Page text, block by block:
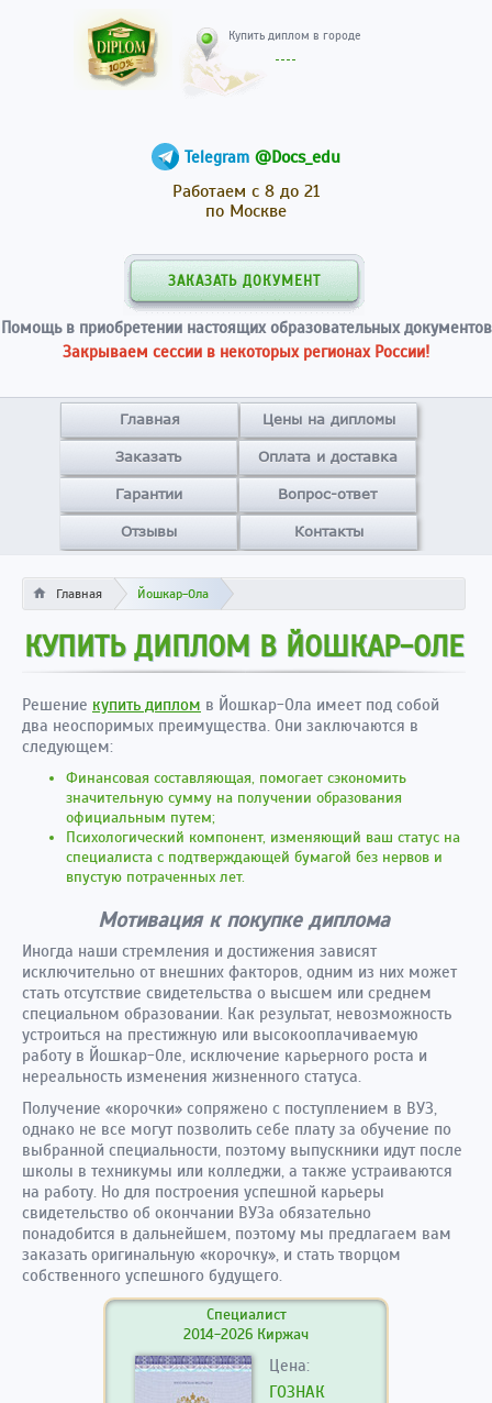
Telegram @Docs_edu
Работаем с 8 до 21
по Москве
ЗАКАЗАТЬ ДОКУМЕНТ
Помощь в приобретении настоящих образовательных документов
Закрываем сессии в некоторых регионах России!
Главная Цены на дипломы
Заказать Оплата и доставка
Гарантии Вопрос-ответ
Отзывы Контакты
Главная Йошкар-Ола
КУПИТЬ ДИПЛОМ В ЙОШКАР-ОЛЕ
Решение купить диплом в Йошкар-Ола имеет под собой
два неоспоримых преимущества. Они заключаются в
следующем:
Финансовая составляющая, помогает сэкономить
значительную сумму на получении образования
официальным путем;
Психологический компонент, изменяющий ваш статус на
специалиста с подтверждающей бумагой без нервов и
впустую потраченных лет.
Мотивация к покупке диплома
Иногда наши стремления и достижения зависят
исключительно от внешних факторов, одним из них может
стать отсутствие свидетельства о высшем или среднем
специальном образовании. Как результат, невозможность
устроиться на престижную или высокооплачиваемую
работу в Йошкар-Оле, исключение карьерного роста и
нереальность изменения жизненного статуса.
Получение «корочки» сопряжено с поступлением в ВУЗ,
однако не все могут позволить себе плату за обучение по
выбранной специальности, поэтому выпускники идут после
школы в техникумы или колледжи, а также устраиваются
на работу. Но для построения успешной карьеры
свидетельство об окончании ВУЗа обязательно
понадобится в дальнейшем, поэтому мы предлагаем вам
заказать оригинальную «корочку», и стать творцом
собственного успешного будущего.
Специалист
2014-2026 Киржач
Цена:
ГОЗНАК